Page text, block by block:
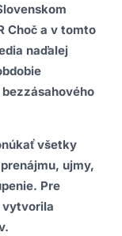
Choč a v tomto
naďalej
všetky
ujmy,
Pre
vytvorila